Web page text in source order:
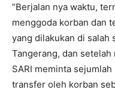
“Berjalan nya waktu,
menggoda korban dan
yang dilakukan di salah
Tangerang, dan
SARI meminta
transfer oleh korban